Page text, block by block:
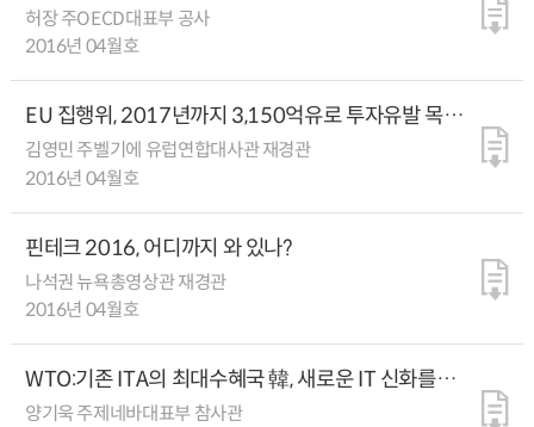
허장 주OECD대표부 공사
2016년 04월호
EU 집행위, 2017년까지 3,150억유로 투자유발 목표
제시
김영민 주벨기에 유럽연합대사관 재경관
2016년 04월호
핀테크 2016, 어디까지 와 있나?
나석권 뉴욕총영상관 재경관
2016년 04월호
WTO:기존 ITA의 최대수혜국 韓, 새로운 IT 신화를
기대한다
양기욱 주제네바대표부 참사관